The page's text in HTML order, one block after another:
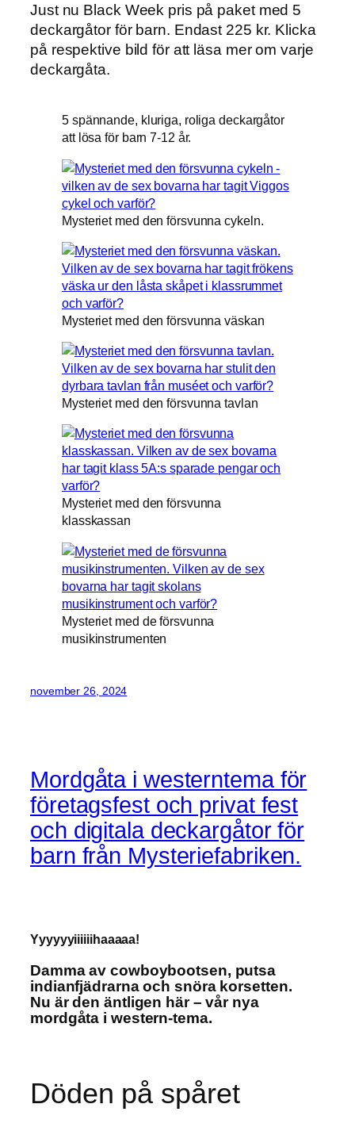
Just nu Black Week pris på paket med 5
deckargåtor för barn. Endast 225 kr. Klicka
på respektive bild för att läsa mer om varje
deckargåta.
5 spännande, kluriga, roliga deckargåtor
att lösa för barn 7-12 år.
Mysteriet med den försvunna cykeln.
Mysteriet med den försvunna väskan
Mysteriet med den försvunna tavlan
Mysteriet med den försvunna
klasskassan
Mysteriet med de försvunna
musikinstrumenten
november 26, 2024
Mordgåta i westerntema för
företagsfest och privat fest
och digitala deckargåtor för
barn från Mysteriefabriken.
Yyyyyyiiiiiihaaaaa!
Damma av cowboybootsen, putsa
indianfjädrarna och snöra korsetten.
Nu är den äntligen här – vår nya
mordgåta i western-tema.
Döden på spåret